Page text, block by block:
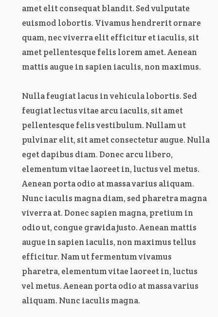
amet elit consequat blandit. Sed vulputate
euismod lobortis. Vivamus hendrerit ornare
quam, nec viverra elit efficitur et iaculis, sit
amet pellentesque felis lorem amet. Aenean
mattis augue in sapien iaculis, non maximus.
Nulla feugiat lacus in vehicula lobortis. Sed
feugiat lectus vitae arcu iaculis, sit amet
pellentesque felis vestibulum. Nullam ut
pulvinar elit, sit amet consectetur augue. Nulla
eget dapibus diam. Donec arcu libero,
elementum vitae laoreet in, luctus vel metus.
Aenean porta odio at massa varius aliquam.
Nunc iaculis magna diam, sed pharetra magna
viverra at. Donec sapien magna, pretium in
odio ut, congue gravida justo. Aenean mattis
augue in sapien iaculis, non maximus tellus
efficitur. Nam ut fermentum vivamus
pharetra, elementum vitae laoreet in, luctus
vel metus. Aenean porta odio at massa varius
aliquam. Nunc iaculis magna.